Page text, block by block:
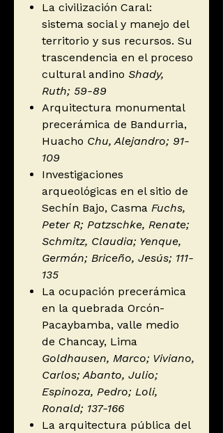
La civilización Caral:
sistema social y manejo del
territorio y sus recursos. Su
trascendencia en el proceso
cultural andino Shady,
Ruth; 59-89
Arquitectura monumental
precerámica de Bandurria,
Huacho Chu, Alejandro; 91-
109
Investigaciones
arqueológicas en el sitio de
Sechín Bajo, Casma Fuchs,
Peter R; Patzschke, Renate;
Schmitz, Claudia; Yenque,
Germán; Briceño, Jesús; 111-
135
La ocupación precerámica
en la quebrada Orcón-
Pacaybamba, valle medio
de Chancay, Lima
Goldhausen, Marco; Viviano,
Carlos; Abanto, Julio;
Espinoza, Pedro; Loli,
Ronald; 137-166
La arquitectura pública del